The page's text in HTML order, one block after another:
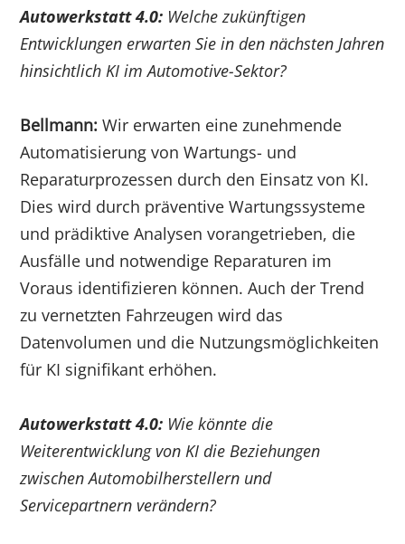
Autowerkstatt 4.0: Welche zukünftigen
Entwicklungen erwarten Sie in den nächsten Jahren
hinsichtlich KI im Automotive-Sektor?
Bellmann:Wir erwarten eine zunehmende
Automatisierung von Wartungs- und
Reparaturprozessen durch den Einsatz von KI.
Dies wird durch präventive Wartungssysteme
und prädiktive Analysen vorangetrieben, die
Ausfälle und notwendige Reparaturen im
Voraus identifizieren können. Auch der Trend
zu vernetzten Fahrzeugen wird das
Datenvolumen und die Nutzungsmöglichkeiten
für KI signifikant erhöhen.
Autowerkstatt 4.0: Wie könnte die
Weiterentwicklung von KI die Beziehungen
zwischen Automobilherstellern und
Servicepartnern verändern?